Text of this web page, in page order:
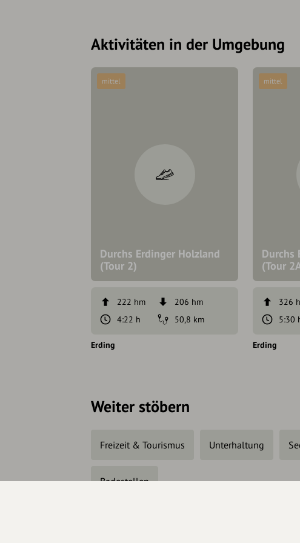
Aktivitäten in der Umgebung
Durchs Erdinger Holzland
(Tour 2)
mittel
222 hm
206 hm
4:22 h
50,8 km
Erding
Durchs
(Tour
mittel
326
5:30
Erding
Weiter stöbern
Freizeit & Tourismus Unterhaltung
Badestellen